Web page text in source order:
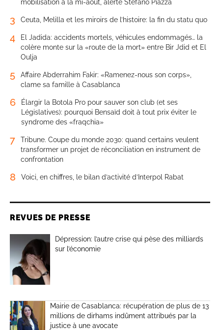
mobilisation à la mi-août, alerte Stefano Piazza
3 Ceuta, Melilla et les miroirs de l’histoire: la fin du statu quo
4
El Jadida: accidents mortels, véhicules endommagés… la
colère monte sur la «route de la mort» entre Bir Jdid et El
Oulja
5
Affaire Abderrahim Fakir: «Ramenez-nous son corps»,
clame sa famille à Casablanca
6
Élargir la Botola Pro pour sauver son club (et ses
Législatives): pourquoi Bensaïd doit à tout prix éviter le
syndrome des «fraqchia»
7
Tribune. Coupe du monde 2030: quand certains veulent
transformer un projet de réconciliation en instrument de
confrontation
8 Voici, en chiffres, le bilan d’activité d’Interpol Rabat
REVUES DE PRESSE
Dépression: l’autre crise qui pèse des milliards
sur l’économie
Mairie de Casablanca: récupération de plus de 13
millions de dirhams indûment attribués par la
justice à une avocate